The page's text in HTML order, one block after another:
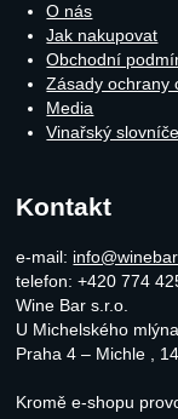
O nás
Jak nakupovat
Obchodní
Zásady ochrany
Media
Vinařský
Kontakt
e-mail:
telefon: +420 774
Wine Bar s.r.o.
U Michelského
Praha 4 – Michle
Kromě e-shopu